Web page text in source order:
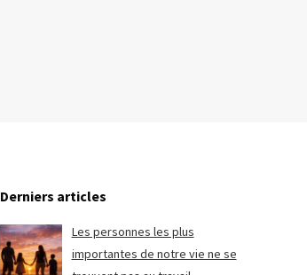
Derniers articles
Les personnes les plus
importantes de notre vie ne se